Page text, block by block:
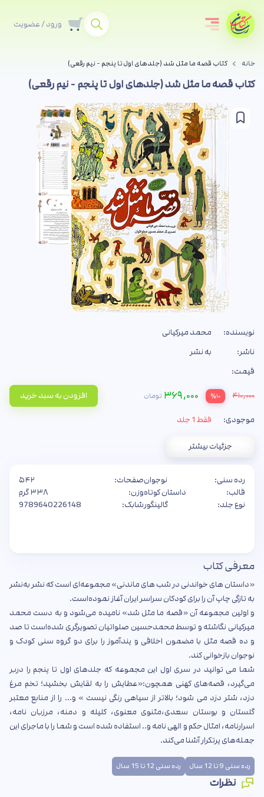
ورود / عضویت
خانه کتاب قصه ما مثل شد (جلدهای اول تا پنجم - نیم رقعی)
کتاب قصه ما مثل شد (جلدهای اول تا پنجم - نیم رقعی)
نویسنده:
محمد میرکیانی
ناشر:
به نشر
قیمت:
۴۱۰,۰۰۰ %۱۰ ۳۶۹,۰۰۰ تومان افزودن به سبد خرید
موجودی: فقط 1 جلد
جزئیات بیشتر
رده سنی:
نوجوان
قالب:
داستان کوتاه
نوع جلد:
گالینگور
صفحات:
۵۴۲
وزن:
۳۳۸ گرم
شابک:
9789640226148
معرفی کتاب
«داستان های خواندنی در شب های ماندنی» مجموعه‌ای است که نشر به‌نشر
به تازگی چاپ آن را برای کودکان سراسر ایران آغاز نموده‌است.
و اولین مجموعه آن «قصه ما مثل شد» نامیده می‌شود و به دست محمد
میرکیانی نگاشته و توسط محمدحسین صلواتیان تصویرگری شده‌است تا صد
و ده قصه مثل با مضمون اخلاقی و پندآموز را برای دو گروه سنی کودک و
نوجوان بازخوانی کند.
شما می توانید در سری اول این مجموعه که جلدهای اول تا پنجم را دربر
می‌گیرد، قصه‌های کهنی همچون:«عطایش را به لقایش بخشید؛ تخم مرغ
دزد، شتر دزد می شود؛ بالاتر از سیاهی رنگی نیست » و... را از منابع معتبر
گلستان و بوستان سعدی،مثنوی معنوی، کلیله و دمنه، مرزبان نامه،
اسرارنامه، امثال حکم و الهی نامه و..‌ استفاده شده است و شما را با ماجرای این
جمله‌های پرتکرار آشنا می‌کند.
رده سنی 9 تا 12 سال رده سنی 12 تا 15 سال
نظرات